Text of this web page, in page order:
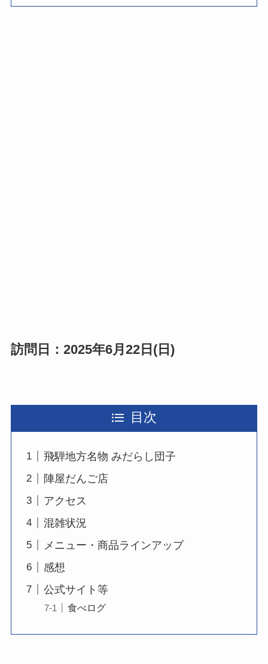
訪問日：2025年6月22日(日)
目次
飛騨地方名物 みだらし団子
陣屋だんご店
アクセス
混雑状況
メニュー・商品ラインアップ
感想
公式サイト等
食べログ